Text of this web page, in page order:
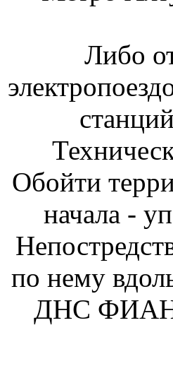
Либо
Обойти
начала -
по нему
ДНС ФИАН -